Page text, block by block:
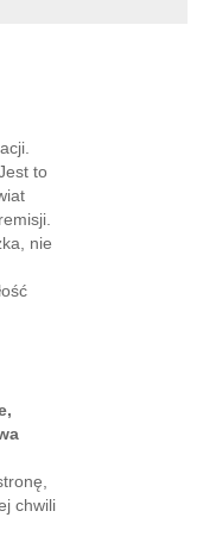
to
nie
chwili